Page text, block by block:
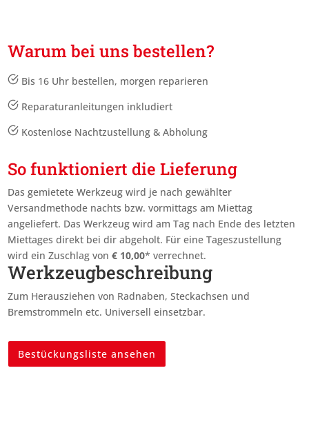
Warum bei uns bestellen?
Bis 16 Uhr bestellen, morgen reparieren
Reparaturanleitungen inkludiert
Kostenlose Nachtzustellung & Abholung
So funktioniert die Lieferung
Das gemietete Werkzeug wird je nach gewählter
Versandmethode nachts bzw. vormittags am Miettag
angeliefert. Das Werkzeug wird am Tag nach Ende des letzten
Miettagesdirekt bei dir abgeholt. Für eine Tageszustellung
wird ein Zuschlag von€ 10,00* verrechnet.
Werkzeugbeschreibung
Zum Herausziehen von Radnaben, Steckachsen und
Bremstrommeln etc. Universell einsetzbar.
Bestückungsliste ansehen